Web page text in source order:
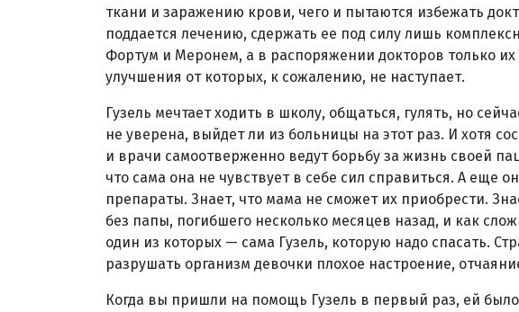
ткани и заражению крови, чего и пытаются избежать
поддается лечению, сдержать ее под силу лишь
Фортум и Меронем, а в распоряжении докторов только их
улучшения от которых, к сожалению, не наступает.
Гузель мечтает ходить в школу, общаться, гулять, но
не уверена, выйдет ли из больницы на этот раз. И хотя
и врачи самоотверженно ведут борьбу за жизнь своей
что сама она не чувствует в себе сил справиться. А еще
препараты. Знает, что мама не сможет их приобрести.
без папы, погибшего несколько месяцев назад, и как
один из которых — сама Гузель, которую надо спасать.
разрушать организм девочки плохое настроение,
Когда вы пришли на помощь Гузель в первый раз, ей